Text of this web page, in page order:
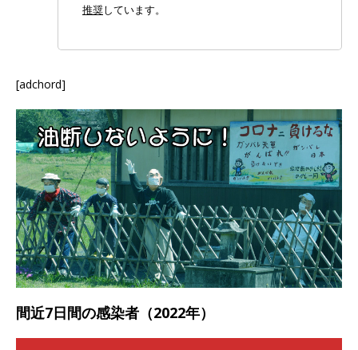
推奨しています。
[adchord]
間近7日間の感染者（2022年）